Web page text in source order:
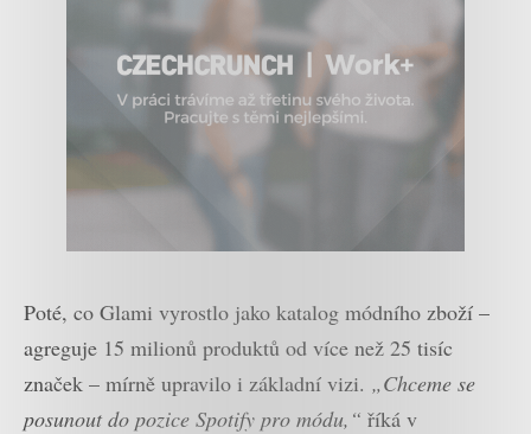
Poté, co Glami vyrostlo jako katalog módního zboží –
agreguje 15 milionů produktů od více než 25 tisíc
značek – mírně upravilo i základní vizi. „Chceme se
posunout do pozice Spotify pro módu,“ říká v